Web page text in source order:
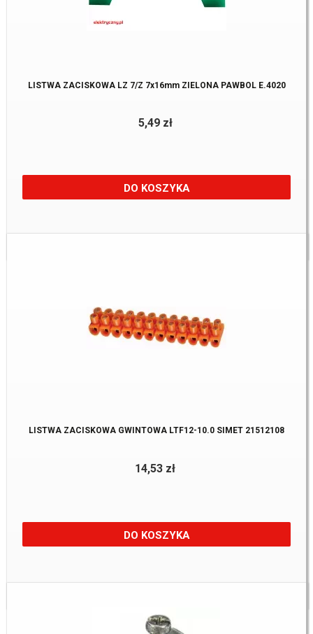
LISTWA ZACISKOWA LZ 7/Z 7x16mm ZIELONA PAWBOL E.4020
5,49 zł
DO KOSZYKA
Dostępne:31 Szt.
LISTWA ZACISKOWA GWINTOWA LTF12-10.0 SIMET 21512108
14,53 zł
DO KOSZYKA
Dostępne:29 Szt.